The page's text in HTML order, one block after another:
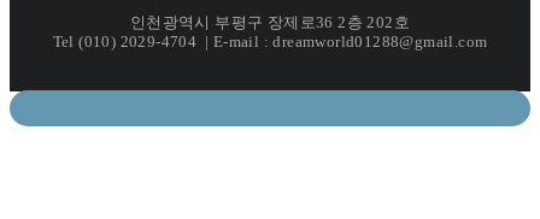
인천광역시 부평구 장제로36 2층 202호
Tel (010) 2029-4704 | E-mail : dreamworld01288@gmail.com